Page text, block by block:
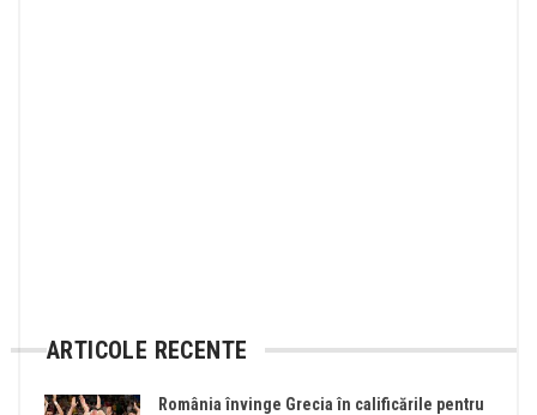
ARTICOLE RECENTE
România învinge Grecia în calificările pentru